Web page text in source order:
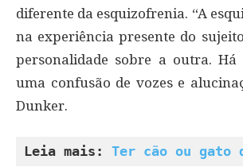
diferente da esquizofrenia. “A
na experiência presente do
personalidade sobre a outra.
uma confusão de vozes e
Dunker.
Leia mais: Ter cão ou gato